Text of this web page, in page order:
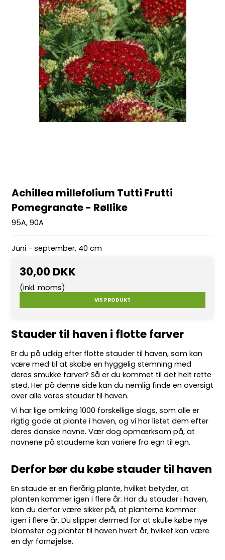
Achillea millefolium Tutti Frutti
Pomegranate - Røllike
95A, 90A
Juni - september, 40 cm
30,00 DKK
(inkl. moms)
VIS PRODUKT
Stauder til haven i flotte farver
Er du på udkig efter flottestauder til haven, som kan
være med til at skabe en hyggelig stemning med
deres smukke farver? Så er du kommet til det helt rette
sted. Her på denne side kan du nemlig finde en oversigt
over alle vores stauder til haven.
Vi har lige omkring 1000 forskellige slags, som alle er
rigtig gode at plante i haven, og vi har listet dem efter
deres danske navne. Vær dog opmærksom på, at
navnene på stauderne kan variere fra egn til egn.
Derfor bør du købe stauder til haven
En staude er en flerårig plante, hvilket betyder, at
planten kommer igen i flere år. Har du stauder i haven,
kan du derfor være sikker på, at planterne kommer
igen i flere år. Du slipper dermed for at skulle købe nye
blomster og planter til haven hvert år, hvilket kan være
en dyr fornøjelse.